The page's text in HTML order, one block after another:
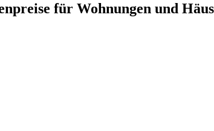
für Wohnungen und